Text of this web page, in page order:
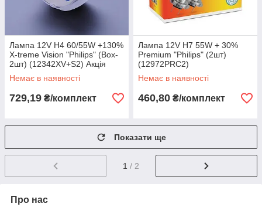
Лампа 12V H4 60/55W +130%
X-treme Vision "Philips" (Box-
2шт) (12342XV+S2) Акція
Немає в наявності
729,19 ₴/комплект
Лампа 12V H7 55W + 30%
Premium "Philips" (2шт)
(12972PRC2)
Немає в наявності
460,80 ₴/комплект
Показати ще
1 / 2
Про нас